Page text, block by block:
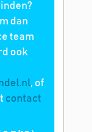
dan
team
ook
, of
contact